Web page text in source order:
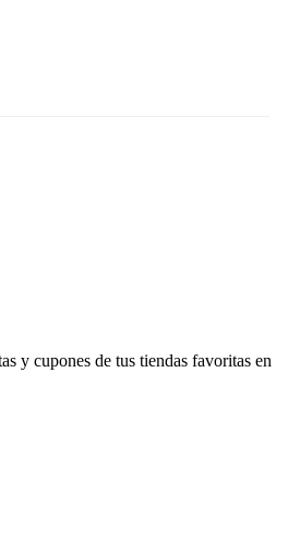
y cupones de tus tiendas favoritas en